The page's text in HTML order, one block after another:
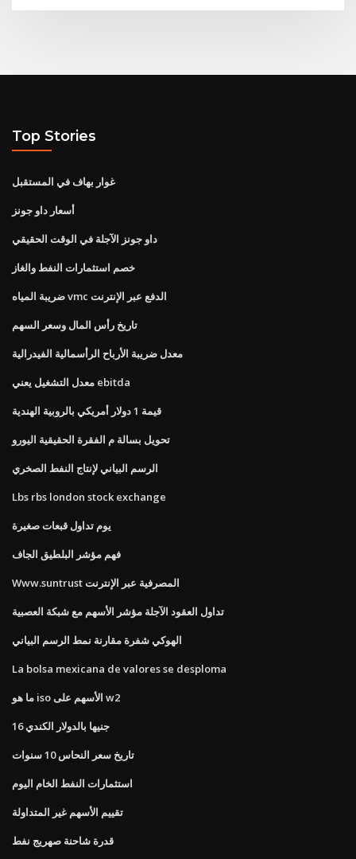
Top Stories
غوار بهاف في المستقبل
أسعار داو جونز
داو جونز الآجلة في الوقت الحقيقي
خصم استثمارات النفط والغاز
ضريبة المياه vmc الدفع عبر الإنترنت
تاريخ رأس المال وسعر السهم
معدل ضريبة الأرباح الرأسمالية الفيدرالية
معدل التشغيل يعني ebitda
قيمة 1 دولار أمريكي بالروبية الهندية
تحويل بسالة م الفقرة الحقيقية اليورو
الرسم البياني لإنتاج النفط الصخري
Lbs rbs london stock exchange
يوم تداول قبعات صغيرة
فهم مؤشر البلطيق الجاف
Www.suntrust المصرفية عبر الإنترنت
تداول العقود الآجلة مؤشر الأسهم مع شبكة العصبية
الهوكي شفرة مقارنة نمط الرسم البياني
La bolsa mexicana de valores se desploma
ما هو iso الأسهم على w2
16 جنيها بالدولار الكندي
تاريخ سعر النحاس 10 سنوات
استثمارات النفط الخام اليوم
تقييم الأسهم غير المتداولة
قدرة شاحنة صهريج نفط